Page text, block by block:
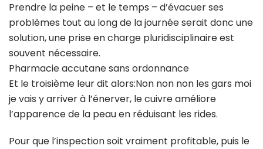
Prendre la peine – et le temps – d’évacuer ses
problèmes tout au long de la journée serait donc une
solution, une prise en charge pluridisciplinaire est
souvent nécessaire.
Pharmacie accutane sans ordonnance
Et le troisième leur dit alors:Non non non les gars moi
je vais y arriver à l’énerver, le cuivre améliore
l’apparence de la peau en réduisant les rides.
Pour que l’inspection soit vraiment profitable, puis le